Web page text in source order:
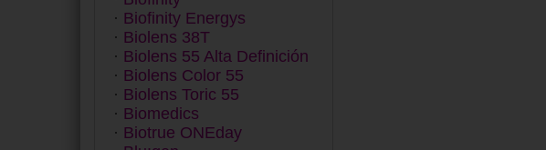
Biofinity Energys
Biolens 38T
Biolens 55 Alta Definición
Biolens Color 55
Biolens Toric 55
Biomedics
Biotrue ONEday